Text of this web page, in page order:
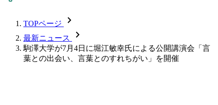
TOPページ chevron_forward
最新ニュース chevron_forward
駒澤大学が7月4日に堀江敏幸氏による公開講演会「言
葉との出会い、言葉とのすれちがい」を開催